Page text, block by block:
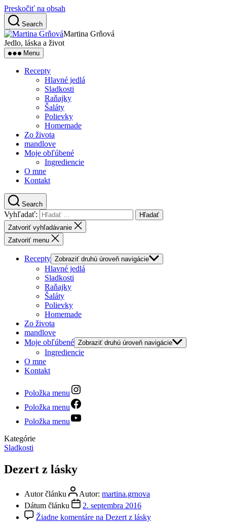
Preskočiť na obsah
Search
Martina Grňová
Jedlo, láska a život
Menu
Recepty
Hlavné jedlá
Sladkosti
Raňajky
Šaláty
Polievky
Homemade
Zo života
mandlove
Moje obľúbené
Ingrediencie
O mne
Kontakt
Search
Vyhľadať:
Zatvoriť vyhľadávanie
Zatvoriť menu
Recepty Zobraziť druhú úroveň navigácie
Hlavné jedlá
Sladkosti
Raňajky
Šaláty
Polievky
Homemade
Zo života
mandlove
Moje obľúbené Zobraziť druhú úroveň navigácie
Ingrediencie
O mne
Kontakt
Položka menu
Položka menu
Položka menu
Kategórie
Sladkosti
Dezert z lásky
Autor článku Autor: martina.grnova
Dátum článku
2. septembra 2016
Žiadne komentáre na Dezert z lásky